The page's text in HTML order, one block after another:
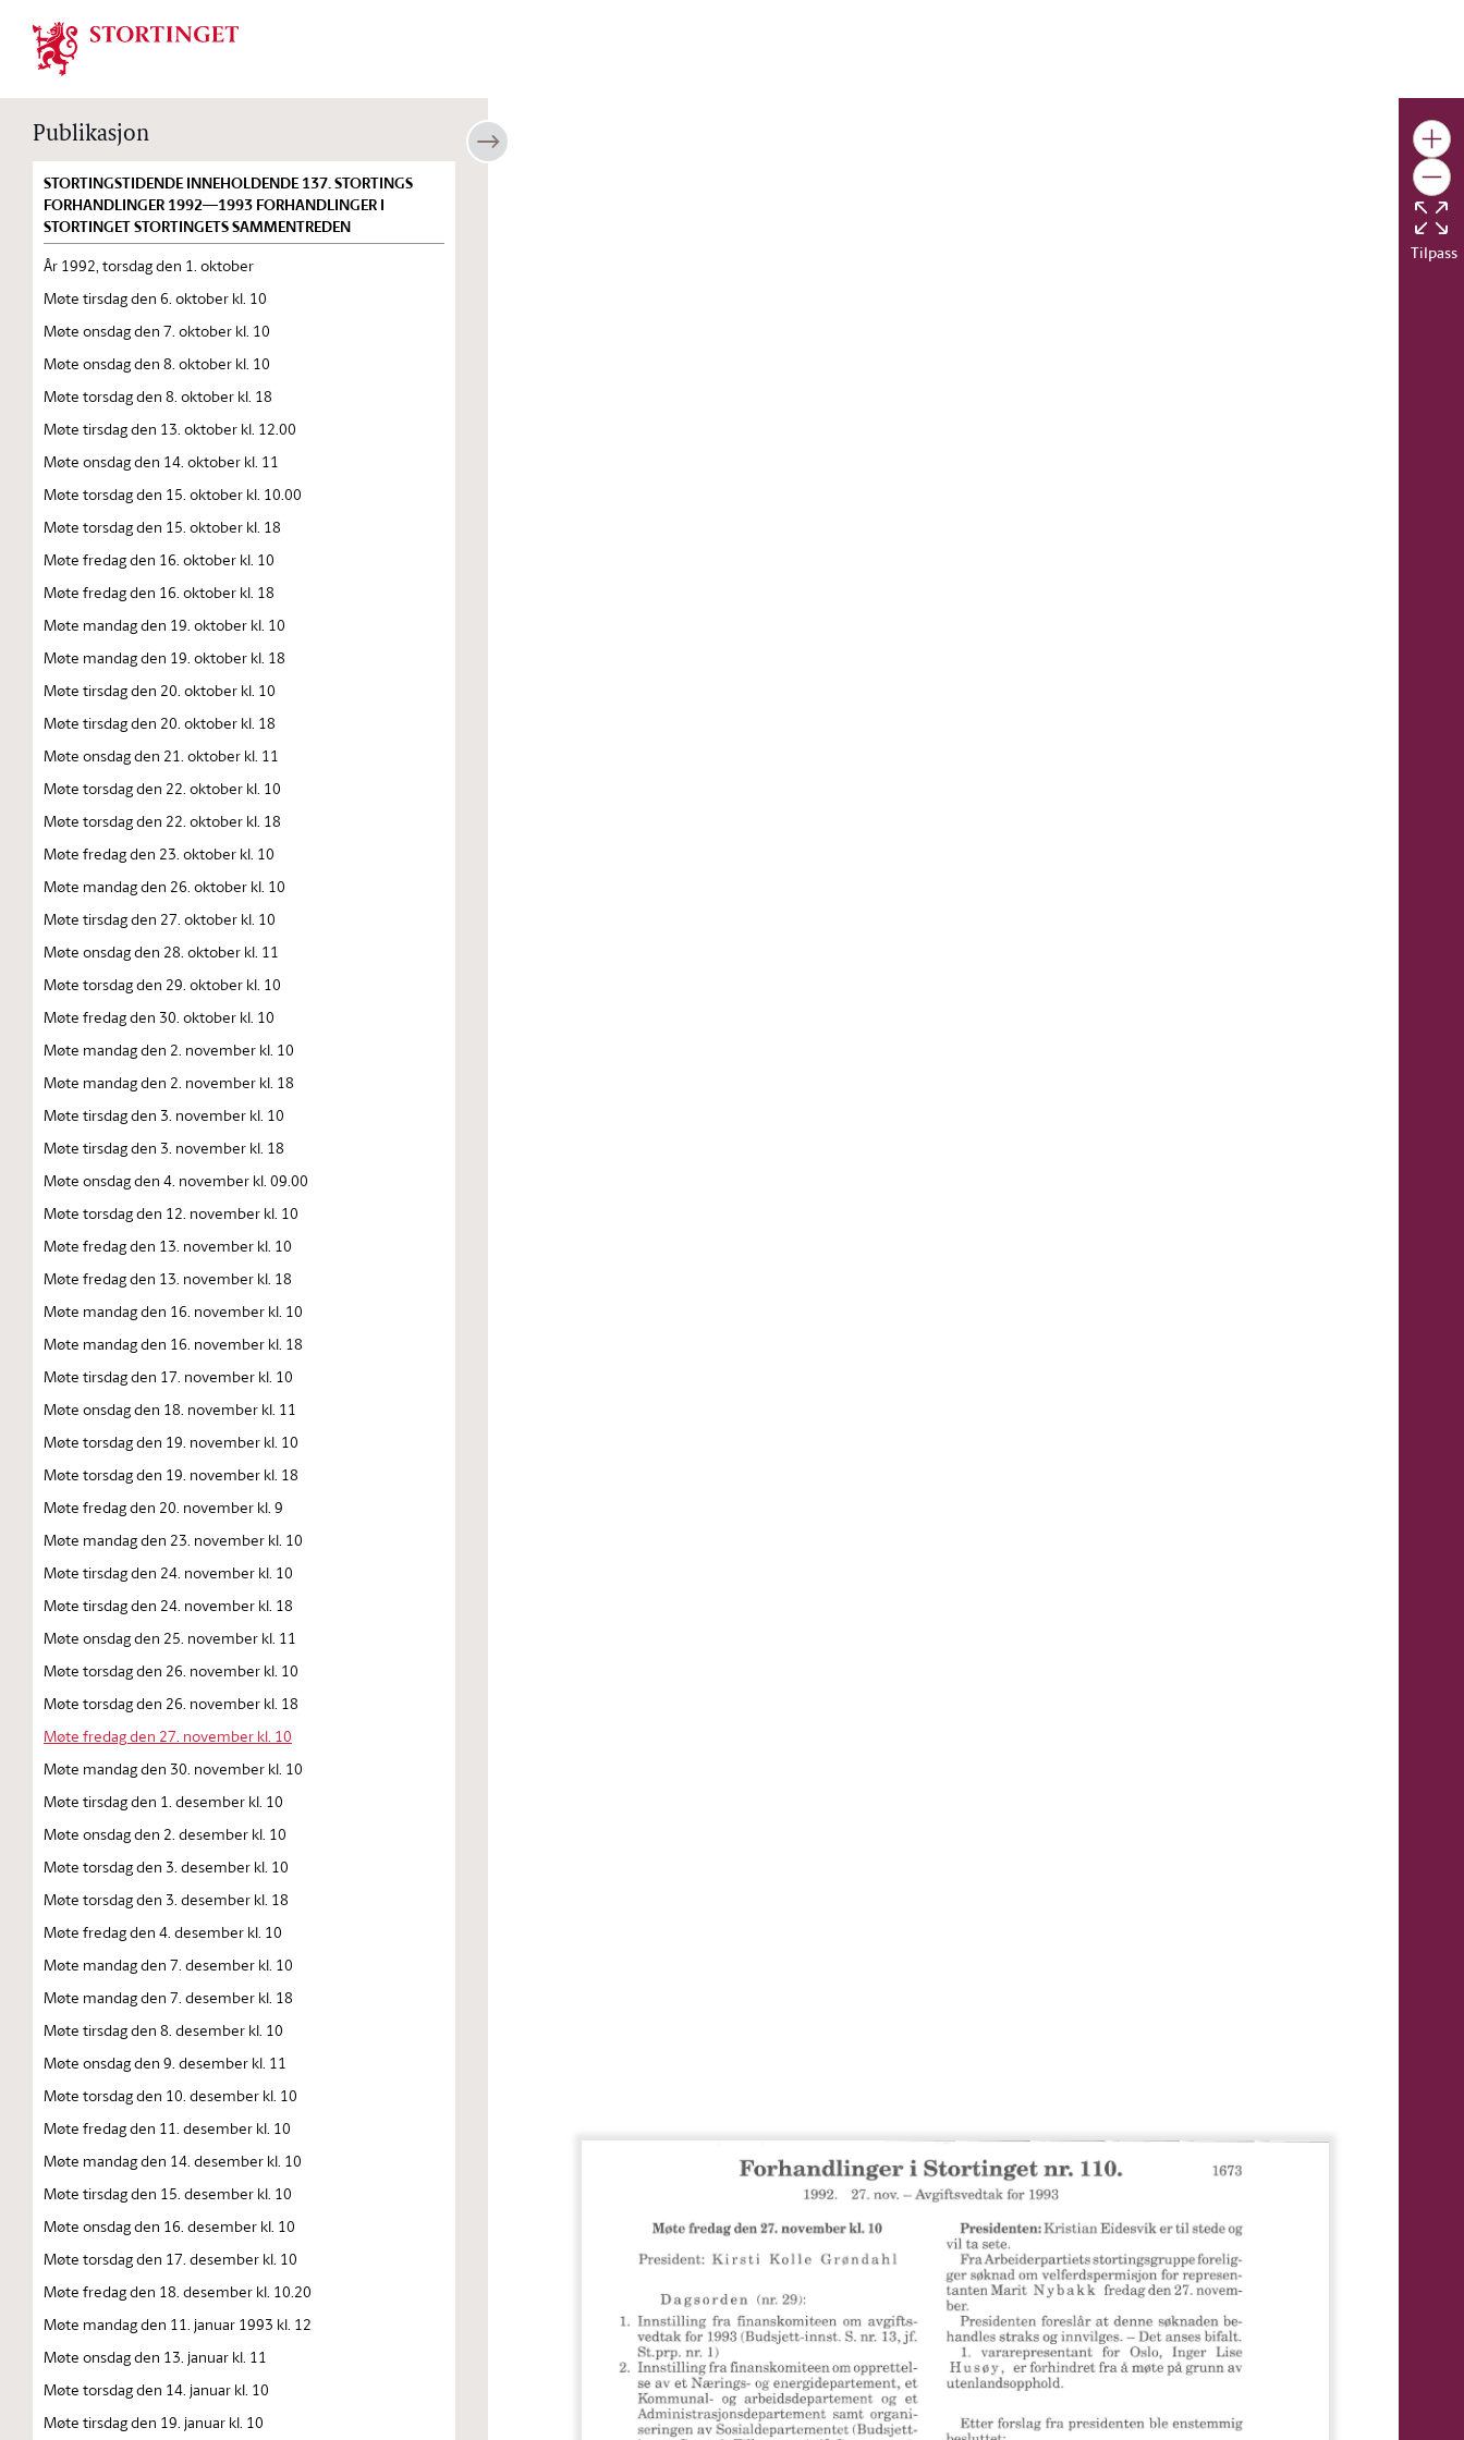
Stortinget.no
Publikasjon
STORTINGSTIDENDE INNEHOLDENDE 137. STORTINGS
FORHANDLINGER 1992—1993 FORHANDLINGER I
STORTINGET STORTINGETS SAMMENTREDEN
År 1992, torsdag den 1. oktober
Møte tirsdag den 6. oktober kl. 10
Møte onsdag den 7. oktober kl. 10
Møte onsdag den 8. oktober kl. 10
Møte torsdag den 8. oktober kl. 18
Møte tirsdag den 13. oktober kl. 12.00
Møte onsdag den 14. oktober kl. 11
Møte torsdag den 15. oktober kl. 10.00
Møte torsdag den 15. oktober kl. 18
Møte fredag den 16. oktober kl. 10
Møte fredag den 16. oktober kl. 18
Møte mandag den 19. oktober kl. 10
Møte mandag den 19. oktober kl. 18
Møte tirsdag den 20. oktober kl. 10
Møte tirsdag den 20. oktober kl. 18
Møte onsdag den 21. oktober kl. 11
Møte torsdag den 22. oktober kl. 10
Møte torsdag den 22. oktober kl. 18
Møte fredag den 23. oktober kl. 10
Møte mandag den 26. oktober kl. 10
Møte tirsdag den 27. oktober kl. 10
Møte onsdag den 28. oktober kl. 11
Møte torsdag den 29. oktober kl. 10
Møte fredag den 30. oktober kl. 10
Møte mandag den 2. november kl. 10
Møte mandag den 2. november kl. 18
Møte tirsdag den 3. november kl. 10
Møte tirsdag den 3. november kl. 18
Møte onsdag den 4. november kl. 09.00
Møte torsdag den 12. november kl. 10
Møte fredag den 13. november kl. 10
Møte fredag den 13. november kl. 18
Møte mandag den 16. november kl. 10
Møte mandag den 16. november kl. 18
Møte tirsdag den 17. november kl. 10
Møte onsdag den 18. november kl. 11
Møte torsdag den 19. november kl. 10
Møte torsdag den 19. november kl. 18
Møte fredag den 20. november kl. 9
Møte mandag den 23. november kl. 10
Møte tirsdag den 24. november kl. 10
Møte tirsdag den 24. november kl. 18
Møte onsdag den 25. november kl. 11
Møte torsdag den 26. november kl. 10
Møte torsdag den 26. november kl. 18
Møte fredag den 27. november kl. 10
Møte mandag den 30. november kl. 10
Møte tirsdag den 1. desember kl. 10
Møte onsdag den 2. desember kl. 10
Møte torsdag den 3. desember kl. 10
Møte torsdag den 3. desember kl. 18
Møte fredag den 4. desember kl. 10
Møte mandag den 7. desember kl. 10
Møte mandag den 7. desember kl. 18
Møte tirsdag den 8. desember kl. 10
Møte onsdag den 9. desember kl. 11
Møte torsdag den 10. desember kl. 10
Møte fredag den 11. desember kl. 10
Møte mandag den 14. desember kl. 10
Møte tirsdag den 15. desember kl. 10
Møte onsdag den 16. desember kl. 10
Møte torsdag den 17. desember kl. 10
Møte fredag den 18. desember kl. 10.20
Møte mandag den 11. januar 1993 kl. 12
Møte onsdag den 13. januar kl. 11
Møte torsdag den 14. januar kl. 10
Møte tirsdag den 19. januar kl. 10